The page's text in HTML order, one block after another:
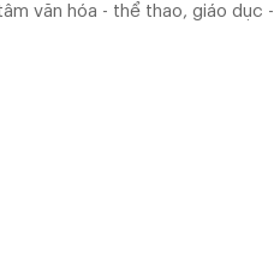
văn hóa - thể thao, giáo dục -